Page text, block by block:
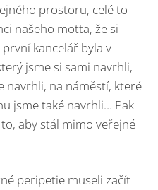
prostoru, celé to
našeho motta, že si
kancelář byla v
jsme si sami navrhli,
navrhli, na náměstí, které
jsme také navrhli… Pak
aby stál mimo veřejné
peripetie museli začít